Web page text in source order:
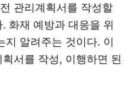
관리계획서를 작성할
화재 예방과 대응을 위
지 알려주는 것이다. 이
서를 작성, 이행하면 된